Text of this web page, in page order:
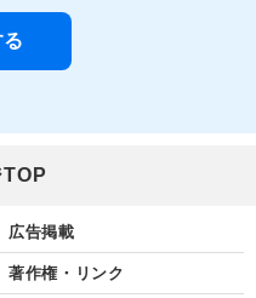
広告掲載
著作権・リンク